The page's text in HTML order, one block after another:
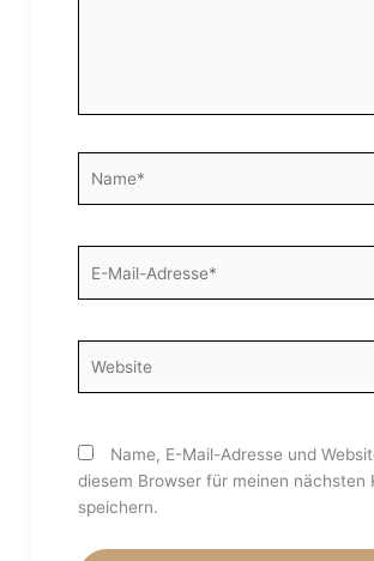
Mail-
Name, E-Mail-Adresse und
diesem Browser für meinen nächsten
speichern.